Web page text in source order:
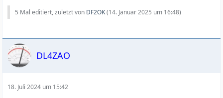
5 Mal editiert, zuletzt von DF2OK(14. Januar 2025 um 16:48)
DL4ZAO
18. Juli 2024 um 15:42